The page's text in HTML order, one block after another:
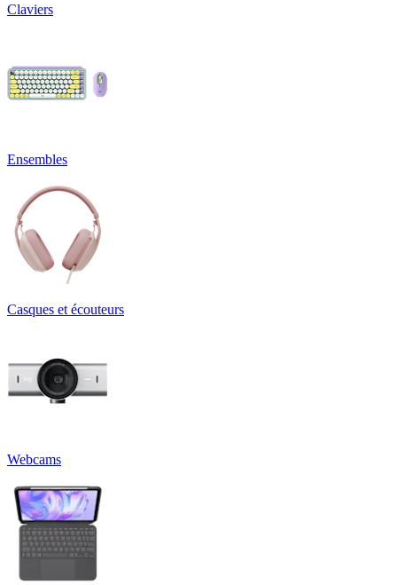
Claviers
Ensembles
Casques et écouteurs
Webcams